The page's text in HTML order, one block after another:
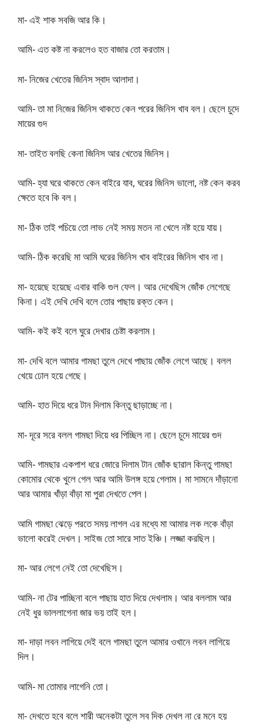
মা- এই শাক সবজি আর কি।
আমি- এত কষ্ট না করলেও হত বাজার তো করতাম।
মা- নিজের খেতের জিনিস স্বাদ আলাদা।
আমি- তা মা নিজের জিনিস থাকতে কেন পরের জিনিস খাব বল। ছেলে চুদে
মায়ের গুদ
মা- তাইত বলছি কেনা জিনিস আর খেতের জিনিস।
আমি- হ্যা ঘরে থাকতে কেন বাইরে যাব, ঘরের জিনিস ভালো, নষ্ট কেন করব
ক্ষেতে হবে কি বল।
মা- ঠিক তাই পচিয়ে তো লাভ নেই সময় মতন না খেলে নষ্ট হয়ে যায়।
আমি- ঠিক করেছি মা আমি ঘরের জিনিস খাব বাইরের জিনিস খাব না।
মা- হয়েছে হয়েছে এবার বাকি গুল ফেল। আর দেখেছিস জোঁক লেগেছে
কিনা। এই দেখি দেখি বলে তোর পাছায় রক্ত কেন।
আমি- কই কই বলে ঘুরে দেখার চেষ্টা করলাম।
মা- দেখি বলে আমার গামছা তুলে দেখে পাছায় জোঁক লেগে আছে। বলল
খেয়ে ঢোল হয়ে গেছে।
আমি- হাত দিয়ে ধরে টান দিলাম কিন্তু ছাড়াচ্ছে না।
মা- দূরে সরে বলল গামছা দিয়ে ধর পিচ্ছিল না। ছেলে চুদে মায়ের গুদ
আমি- গামছার একপাশ ধরে জোরে দিলাম টান জোঁক ছারাল কিন্তু গামছা
কোমোর থেকে খুলে গেল আর আমি উলঙ্গ হয়ে গেলাম। মা সামনে দাঁড়ানো
আর আমার খাঁড়া বাঁড়া মা পুরা দেখতে পেল।
আমি গামছা ঝেড়ে পরতে সময় লাগল এর মধ্যে মা আমার লক লকে বাঁড়া
ভালো করেই দেখল। সাইজ তো সারে সাত ইঞ্চি। লজ্জা করছিল।
মা- আর লেগে নেই তো দেখেছিস।
আমি- না টের পাচ্ছিনা বলে পাছায় হাত দিয়ে দেখলাম। আর বললাম আর
নেই ধুর ভাললাগেনা জার ভয় তাই হল।
মা- দাড়া লবন লাগিয়ে দেই বলে গামছা তুলে আমার ওখানে লবন লাগিয়ে
দিল।
আমি- মা তোমার লাগেনি তো।
মা- দেখতে হবে বলে শারী অনেকটা তুলে সব দিক দেখল না রে মনে হয়